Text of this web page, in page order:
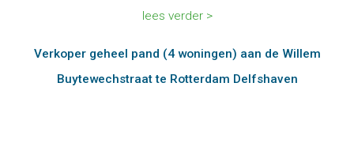
lees verder >
Verkoper geheel pand (4 woningen) aan de Willem
Buytewechstraat te Rotterdam Delfshaven